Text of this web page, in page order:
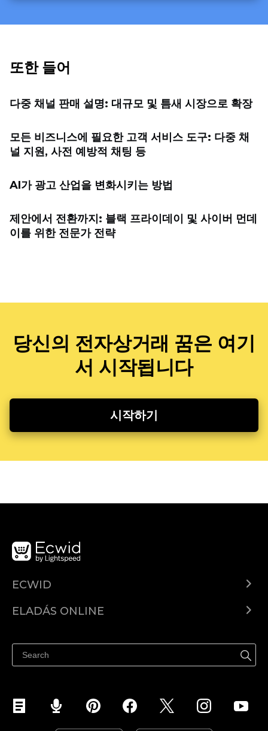
또한 들어
다중 채널 판매 설명: 대규모 및 틈새 시장으로 확장
모든 비즈니스에 필요한 고객 서비스 도구: 다중 채
널 지원, 사전 예방적 채팅 등
AI가 광고 산업을 변화시키는 방법
제안에서 전환까지: 블랙 프라이데이 및 사이버 먼데
이를 위한 전문가 전략
당신의 전자상거래 꿈은 여기
서 시작됩니다
시작하기
ECWID
Árkalkuláció
ELADÁS ONLINE
Eladás a Facebookon
Eladás Instagramon